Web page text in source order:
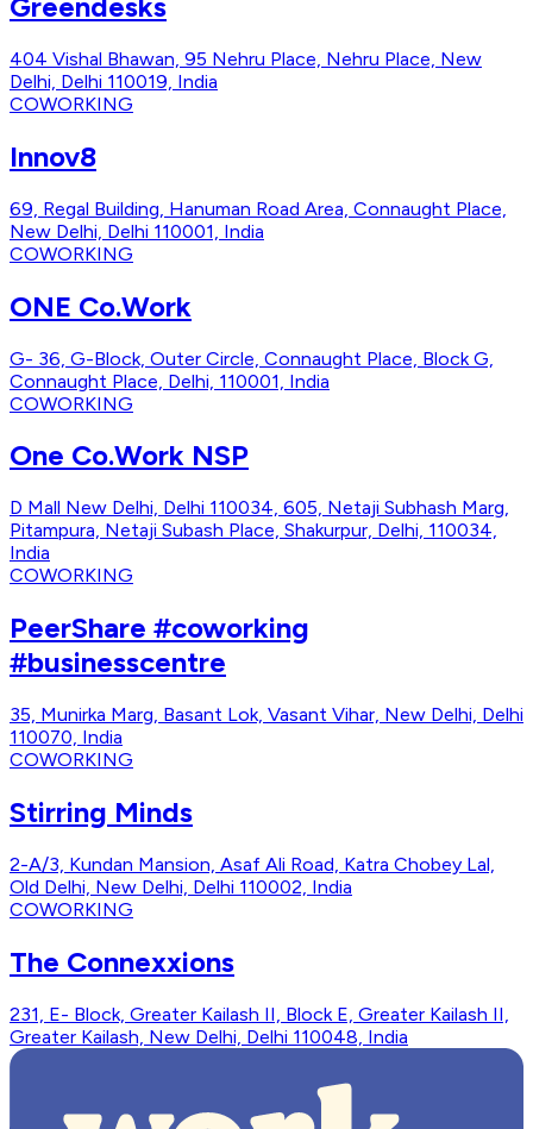
404 Vishal Bhawan, 95 Nehru Place, Nehru Place, New
Delhi, Delhi 110019, India
COWORKING
Innov8
69, Regal Building, Hanuman Road Area, Connaught Place,
New Delhi, Delhi 110001, India
COWORKING
ONE Co.Work
G- 36, G-Block, Outer Circle, Connaught Place, Block G,
Connaught Place, Delhi, 110001, India
COWORKING
One Co.Work NSP
D Mall New Delhi, Delhi 110034, 605, Netaji Subhash Marg,
Pitampura, Netaji Subash Place, Shakurpur, Delhi, 110034,
India
COWORKING
PeerShare #coworking
#businesscentre
35, Munirka Marg, Basant Lok, Vasant Vihar, New Delhi, Delhi
110070, India
COWORKING
Stirring Minds
2-A/3, Kundan Mansion, Asaf Ali Road, Katra Chobey Lal,
Old Delhi, New Delhi, Delhi 110002, India
COWORKING
The Connexxions
231, E- Block, Greater Kailash II, Block E, Greater Kailash II,
Greater Kailash, New Delhi, Delhi 110048, India